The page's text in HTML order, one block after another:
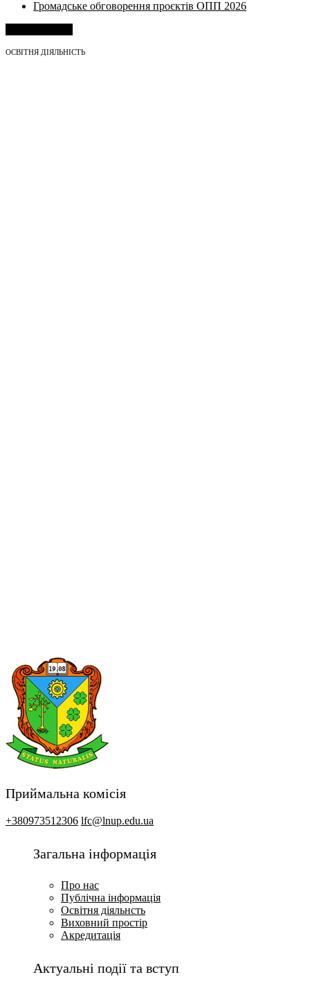
Громадське обговорення проєктів ОПП 2026
ОСВІТНЯ ДІЯЛЬНІСТЬ
Приймальна комісія
+380973512306 lfc@lnup.edu.ua
Загальна інформація
Про нас
Публічна інформація
Освітня діяльнсть
Виховний простір
Акредитація
Актуальні події та вступ